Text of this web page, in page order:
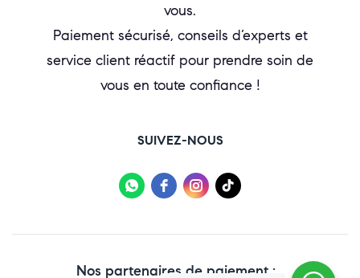
vous.
Paiement sécurisé, conseils d’experts et
service client réactif pour prendre soin de
vous en toute confiance !
SUIVEZ-NOUS
Nos partenaires de paiement :